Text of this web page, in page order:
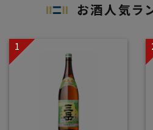
お酒人気ラ